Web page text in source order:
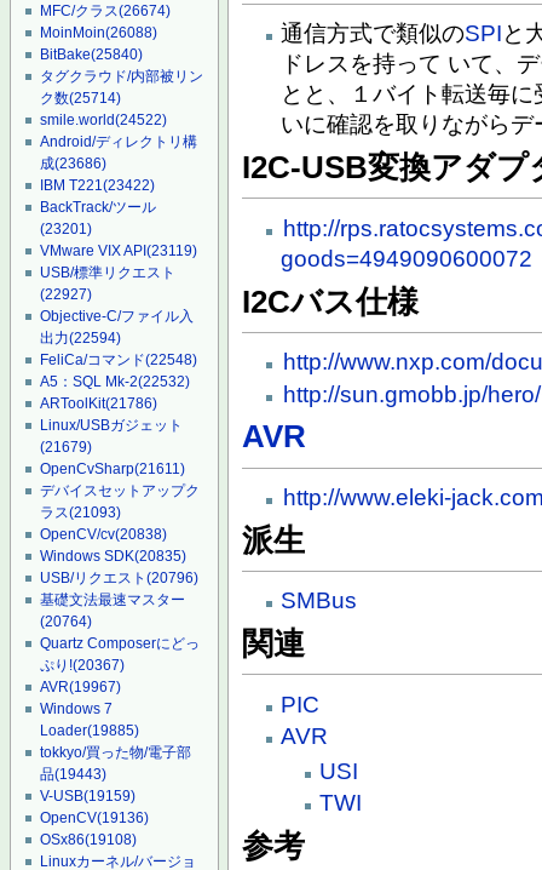
MFC/クラス(26674)
MoinMoin(26088)
BitBake(25840)
タグクラウド/内部被リン
ク数(25714)
smile.world(24522)
Android/ディレクトリ構
成(23686)
IBM T221(23422)
BackTrack/ツール
(23201)
VMware VIX API(23119)
USB/標準リクエスト
(22927)
Objective-C/ファイル入
出力(22594)
FeliCa/コマンド(22548)
A5：SQL Mk-2(22532)
ARToolKit(21786)
Linux/USBガジェット
(21679)
OpenCvSharp(21611)
デバイスセットアップク
ラス(21093)
OpenCV/cv(20838)
Windows SDK(20835)
USB/リクエスト(20796)
基礎文法最速マスター
(20764)
Quartz Composerにどっ
ぷり!(20367)
AVR(19967)
Windows 7
Loader(19885)
tokkyo/買った物/電子部
品(19443)
V-USB(19159)
OpenCV(19136)
OSx86(19108)
Linuxカーネル/バージョ
通信方式で類似のSPIと
ドレスを持って いて、
とと、１バイト転送毎
いに確認を取りながら
I2C-USB変換アダプ
http://
goods=4949090600072
I2Cバス仕様
http://www.nxp.com/
http://sun.gmobb.jp/
AVR
http://www.eleki-
派生
SMBus
関連
PIC
AVR
USI
TWI
参考